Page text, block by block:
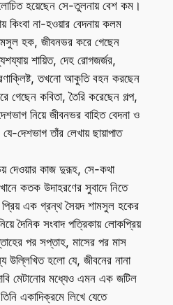
হয়েছেন সে-তুলনায় বেশ কম।
কিংবা না-হওয়ার বেদনায় কলম
হক, জীবনভর করে গেছেন
শায়িত, দেহ রোগজর্জর,
তখনো আকুতি বহন করছেন
গেছেন কবিতা, তৈরি করেছেন গল্প,
নিয়ে জীবনভর বাহিত বেদনা ও
দেশভাগ তাঁর লেখায় ছায়াপাত
দেওয়ার কাজ দুরূহ, সে-কথা
কতক উদাহরণের সুবাদে নিতে
এক গ্রন্থ সৈয়দ শামসুল হকের
দৈনিক সংবাদ পত্রিকায় লোকপ্রিয়
পর সপ্তাহ, মাসের পর মাস
উল্লিখিত হলো যে, জীবনের নানা
মেটানোর মধ্যেও এমন এক জটিল
একাদিক্রমে লিখে যেতে